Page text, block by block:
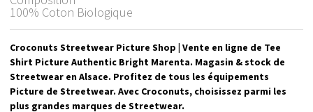
100% Coton Biologique
Croconuts Streetwear Picture Shop | Vente en ligne de Tee
Shirt Picture Authentic Bright Marenta. Magasin & stock de
Streetwear en Alsace. Profitez de tous les équipements
Picture de Streetwear. Avec Croconuts, choisissez parmi les
plus grandes marques de Streetwear.